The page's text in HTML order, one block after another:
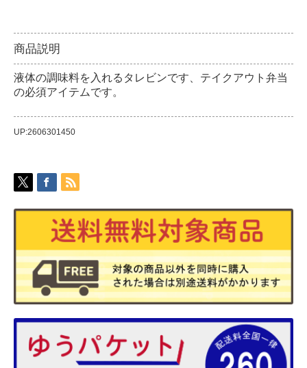
商品説明
液体の調味料を入れるタレビンです、テイクアウト弁当
の必須アイテムです。
UP:2606301450